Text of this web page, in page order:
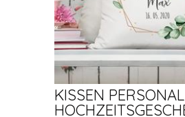
KISSEN